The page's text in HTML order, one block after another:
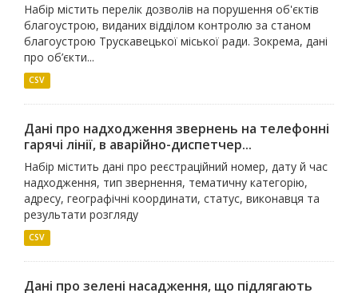
Набір містить перелік дозволів на порушення об'єктів
благоустрою, виданих відділом контролю за станом
благоустрою Трускавецької міської ради. Зокрема, дані
про об’єкти...
CSV
Дані про надходження звернень на телефонні
гарячі лінії, в аварійно-диспетчер...
Набір містить дані про реєстраційний номер, дату й час
надходження, тип звернення, тематичну категорію,
адресу, географічні координати, статус, виконавця та
результати розгляду
CSV
Дані про зелені насадження, що підлягають